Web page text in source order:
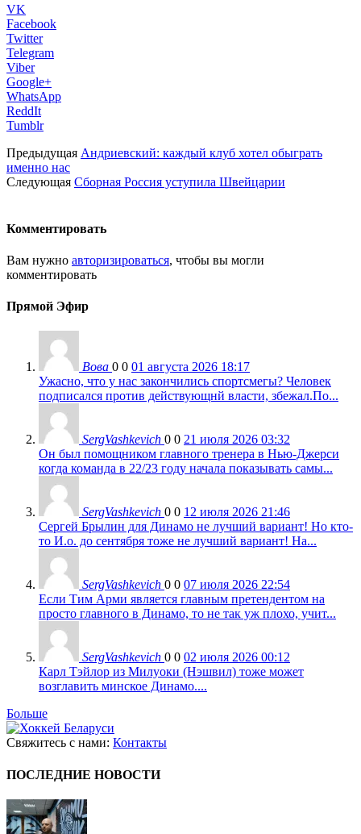
VK
Facebook
Twitter
Telegram
Viber
Google+
WhatsApp
ReddIt
Tumblr
Предыдущая Андриевский: каждый клуб хотел обыграть
именно нас
Следующая Сборная Россия уступила Швейцарии
Комментировать
Вам нужно авторизироваться, чтобы вы могли
комментировать
Прямой Эфир
Вова 0 0 01 августа 2026 18:17
Ужасно, что у нас закончились спортсмегы? Человек
подписался против действующнй власти, збежал.По...
SergVashkevich 0 0 21 июля 2026 03:32
Он был помощником главного тренера в Нью-Джерси
когда команда в 22/23 году начала показывать самы...
SergVashkevich 0 0 12 июля 2026 21:46
Сергей Брылин для Динамо не лучший вариант! Но кто-
то И.о. до сентября тоже не лучший вариант! На...
SergVashkevich 0 0 07 июля 2026 22:54
Если Тим Арми является главным претендентом на
просто главного в Динамо, то не так уж плохо, учит...
SergVashkevich 0 0 02 июля 2026 00:12
Карл Тэйлор из Милуоки (Нэшвил) тоже может
возглавить минское Динамо....
Больше
Свяжитесь с нами: Контакты
ПОСЛЕДНИЕ НОВОСТИ